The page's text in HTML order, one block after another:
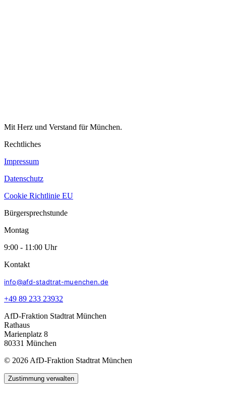
Mit Herz und Verstand für München.
Rechtliches
Impressum
Datenschutz
Cookie Richtlinie EU
Bürgersprechstunde
Montag
9:00 - 11:00 Uhr
Kontakt
info@afd-stadtrat-muenchen.de
+49 89 233 23932
AfD-Fraktion Stadtrat München
Rathaus
Marienplatz 8
80331 München
© 2026 AfD-Fraktion Stadtrat München
Zustimmung verwalten